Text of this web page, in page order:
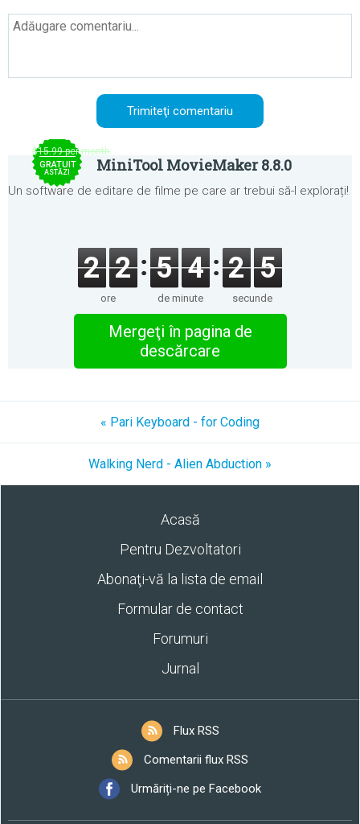
$15.99 per month
GRATUIT
ASTĂZI MiniTool MovieMaker 8.8.0
Un software de editare de filme pe care ar trebui să-l explorați!
2 2
ore
5 4
de minute
2 5
secunde
Mergeţi în pagina de
descărcare
« Pari Keyboard - for Coding
Walking Nerd - Alien Abduction »
Acasă
Pentru Dezvoltatori
Abonaţi-vă la lista de email
Formular de contact
Forumuri
Jurnal
Flux RSS
Comentarii flux RSS
Urmăriți-ne pe Facebook